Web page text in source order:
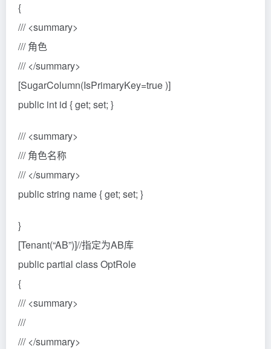
{
/// <summary>
/// 角色
/// </summary>
[SugarColumn(IsPrimaryKey=true )]
public int id { get; set; }
/// <summary>
/// 角色名称
/// </summary>
public string name { get; set; }
}
[Tenant(“AB”)]//指定为AB库
public partial class OptRole
{
/// <summary>
///
/// </summary>